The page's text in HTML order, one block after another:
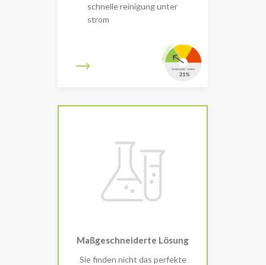
schnelle reinigung unter
strom
Maßgeschneiderte Lösung
Sie finden nicht das perfekte